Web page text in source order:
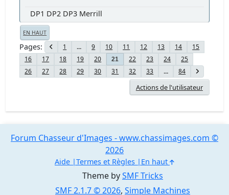
DP1 DP2 DP3 Merrill
EN HAUT
Pages 1 ... 9 10 11 12 13 14
15
16
17 18 19 20 21 22 23 24
25
26
27 28 29 30 31 32 33 ... 84
Actions de l'utilisateur
Theme bySMF Tricks
SMF 2.1.7 © 2026, Simple Machines
Forum Chasseur d'Images - www.chassimages.com ©
2026
Aide Termes et Règles En haut